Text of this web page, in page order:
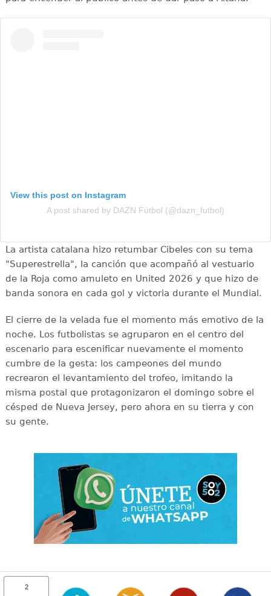
View this post on Instagram
A post shared by DAZN Fútbol (@dazn_futbol)
La artista catalana hizo retumbar Cibeles con su tema
"Superestrella", la canción que acompañó al vestuario
de la Roja como amuleto en United 2026 y que hizo de
banda sonora en cada gol y victoria durante el Mundial.
El cierre de la velada fue el momento más emotivo de la
noche. Los futbolistas se agruparon en el centro del
escenario para escenificar nuevamente el momento
cumbre de la gesta: los campeones del mundo
recrearon el levantamiento del trofeo, imitando la
misma postal que protagonizaron el domingo sobre el
césped de Nueva Jersey, pero ahora en su tierra y con
su gente.
2